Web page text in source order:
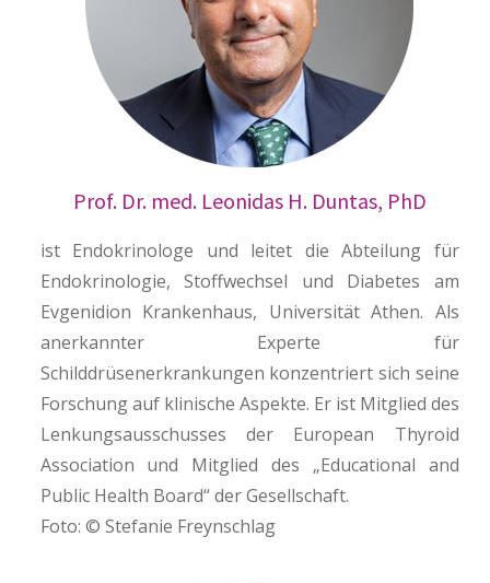
Prof. Dr. med. Leonidas H. Duntas, PhD
ist Endokrinologe und leitet die Abteilung für
Endokrinologie, Stoffwechsel und Diabetes am
Evgenidion Krankenhaus, Universität Athen. Als
anerkannter Experte für
Schilddrüsenerkrankungen konzentriert sich seine
Forschung auf klinische Aspekte. Er ist Mitglied des
Lenkungsausschusses der European Thyroid
Association und Mitglied des „Educational and
Public Health Board“ der Gesellschaft.
Foto: © Stefanie Freynschlag